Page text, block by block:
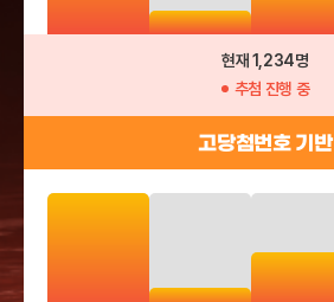
현재 1,234명
추첨 진행 중
고당첨번호 기반